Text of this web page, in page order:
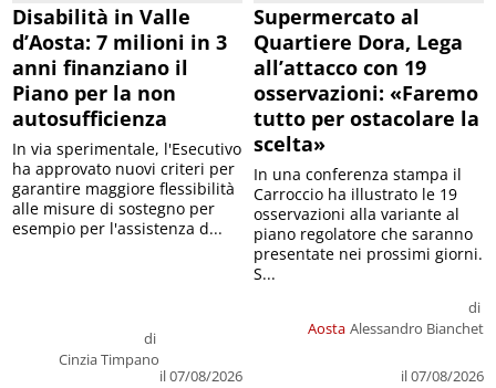
Disabilità in Valle
d’Aosta: 7 milioni in 3
anni finanziano il
Piano per la non
autosufficienza
di
Cinzia Timpano
il 07/08/2026
In via sperimentale, l'Esecutivo
ha approvato nuovi criteri per
garantire maggiore flessibilità
alle misure di sostegno per
esempio per l'assistenza d...
Supermercato al
Quartiere Dora, Lega
all’attacco con 19
osservazioni: «Faremo
tutto per ostacolare la
scelta»
Aosta
di
Alessandro Bianchet
il 07/08/2026
In una conferenza stampa il
Carroccio ha illustrato le 19
osservazioni alla variante al
piano regolatore che saranno
presentate nei prossimi giorni.
S...